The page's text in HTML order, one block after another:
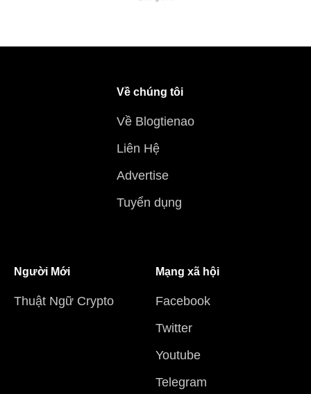
Về chúng tôi
Về Blogtienao
Liên Hệ
Advertise
Tuyển dụng
Người Mới
Thuật Ngữ Crypto
Mạng xã hội
Facebook
Twitter
Youtube
Telegram